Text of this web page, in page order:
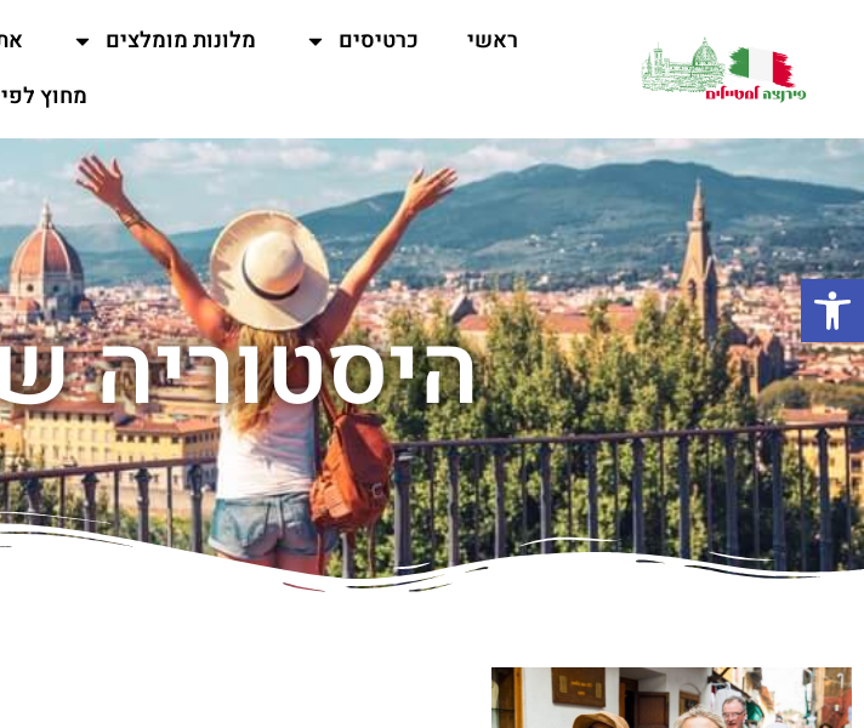
ראשי כרטיסים מלונות מומלצים
מחוץ
היסטוריה
פתח סרגל נגישות